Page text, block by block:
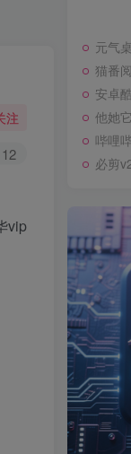
注
12
vip
元气
猫番
安卓
他她
哔哩
必剪